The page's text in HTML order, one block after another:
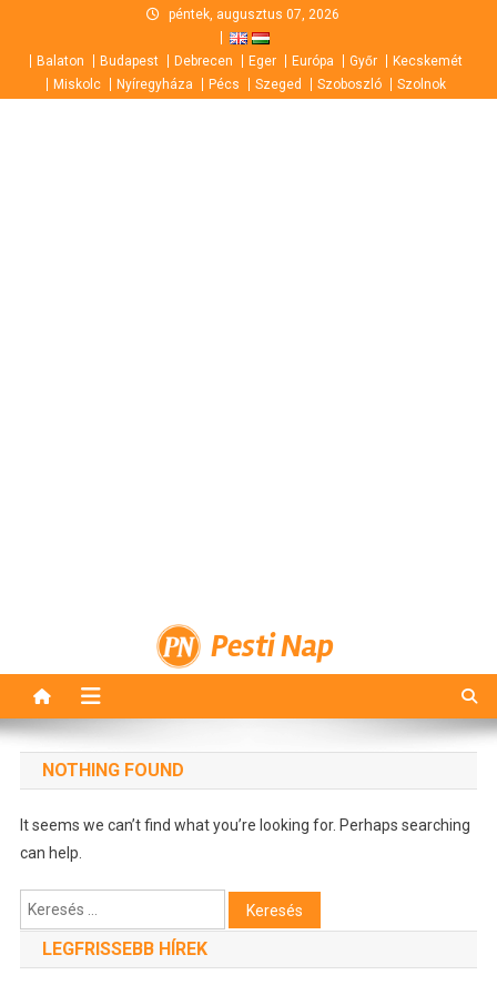
content
péntek, augusztus 07, 2026
Balaton Budapest Debrecen Eger Európa Győr
Kecskemét
Miskolc
Nyíregyháza Pécs Szeged Szoboszló Szolnok
Pesti Nap
NOTHING FOUND
It seems we can’t find what you’re looking for. Perhaps searching
can help.
Keresés:
LEGFRISSEBB HÍREK